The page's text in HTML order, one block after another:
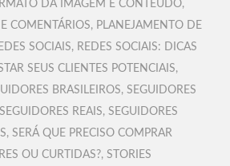
DA IMAGEM E CONTEÚDO,
COMENTÁRIOS, PLANEJAMENTO DE
SOCIAIS, REDES SOCIAIS: DICAS
SEUS CLIENTES POTENCIAIS,
BRASILEIROS,SEGUIDORES
SEGUIDORES REAIS,SEGUIDORES
, SERÁ QUE PRECISO COMPRAR
OU CURTIDAS?,STORIES